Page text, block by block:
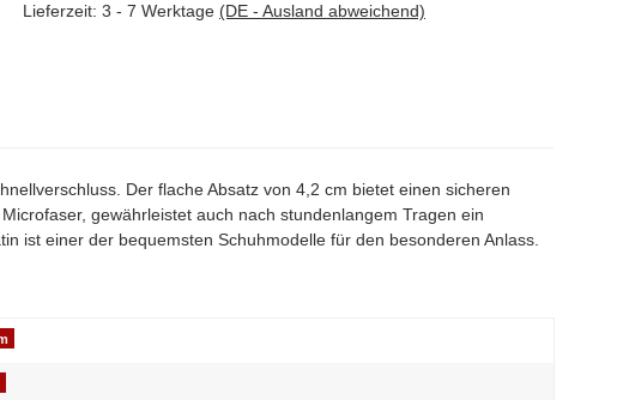
Lieferzeit: 3 - 7 Werktage (DE - Ausland abweichend)
Der flache Absatz von 4,2 cm bietet einen sicheren
gewährleistet auch nach stundenlangem Tragen ein
ist einer der bequemsten Schuhmodelle für den besonderen Anlass.